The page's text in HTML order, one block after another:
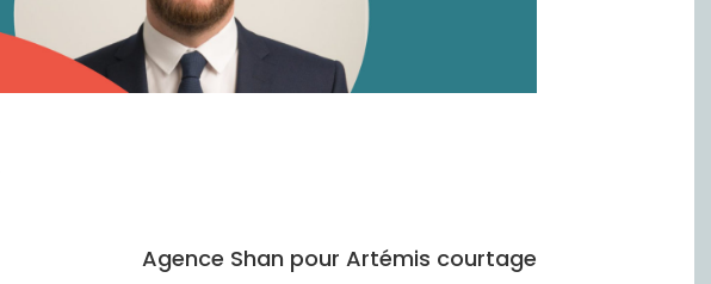
Agence Shan pour Artémis courtage